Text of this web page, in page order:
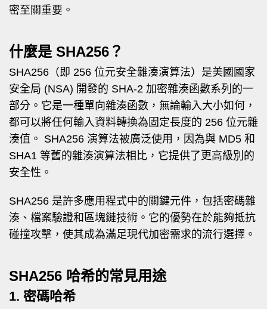
密至關重要。
什麼是 SHA256？
SHA256（即 256 位元安全雜湊演算法）是美國國家
安全局 (NSA) 開發的 SHA-2 加密雜湊函數系列的一
部分。它是一種單向雜湊函數，無論輸入大小如何，
都可以將任何輸入資料轉換為固定長度的 256 位元雜
湊值。 SHA256 演算法被廣泛使用，因為與 MD5 和
SHA1 等舊的雜湊演算法相比，它提供了更高級別的
安全性。
SHA256 是許多應用程式中的關鍵元件，包括密碼雜
湊、檔案驗證和區塊鏈技術。它的優勢在於能夠抵抗
碰撞攻擊，使其成為滿足現代加密需求的流行選擇。
SHA256 哈希的常見用途
1. 密碼哈希